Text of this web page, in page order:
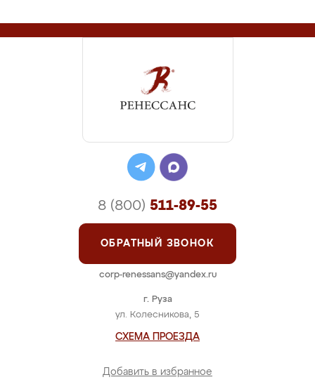
г. Руза
ул. Колесникова, 5
СХЕМА ПРОЕЗДА
Добавить в избранное
8 (800) 511-89-55
ОБРАТНЫЙ ЗВОНОК
corp-renessans@yandex.ru